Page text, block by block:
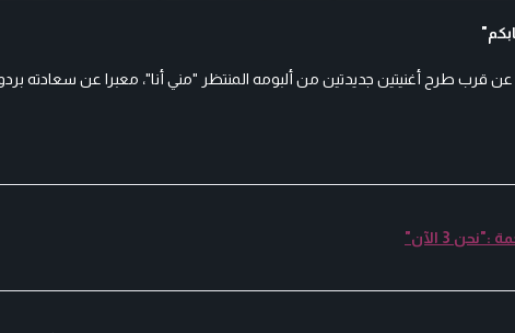
طرح أغنيتين جديدتين من ألبومه المنتظر "مني أنا"، معبرا عن سعادته
3 الآن"